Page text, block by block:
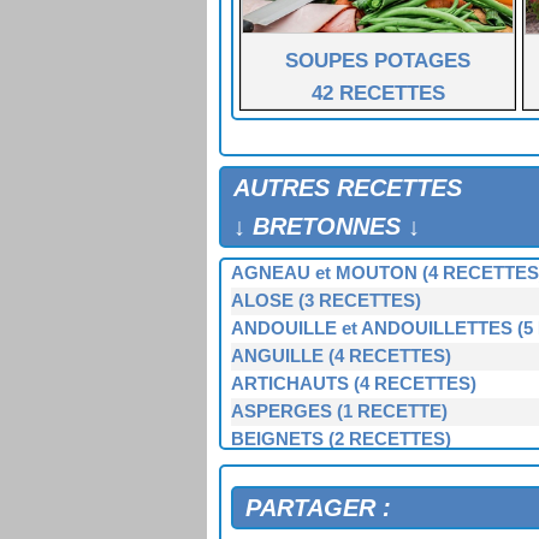
SOUPES POTAGES
42 RECETTES
AUTRES RECETTES
↓ BRETONNES ↓
AGNEAU et MOUTON (4
ALOSE (3 RECETTES)
ANDOUILLE et ANDOUILLETTES (5
ANGUILLE (4 RECETTES)
ARTICHAUTS (4 RECETTES)
ASPERGES (1 RECETTE)
BEIGNETS (2 RECETTES)
BERNIQUE, PATELLE, BERNICLE
BIGORNEAUX (1 RECETTE)
BIGUENÉE (1 RECETTE)
PARTAGER :